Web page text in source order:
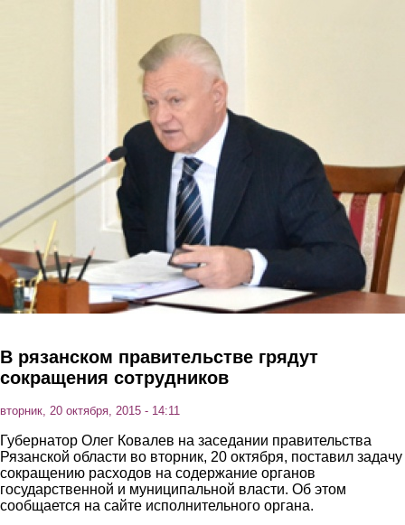
В рязанском правительстве грядут
сокращения сотрудников
вторник, 20 октября, 2015 - 14:11
Губернатор Олег Ковалев на заседании правительства
Рязанской области во вторник, 20 октября, поставил
сокращению расходов на содержание органов
государственной и муниципальной власти. Об этом
сообщается на сайте исполнительного органа.